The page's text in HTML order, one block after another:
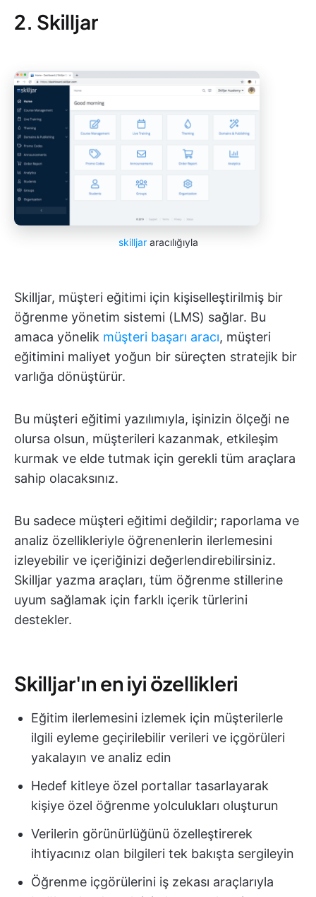
2. Skilljar
skilljararacılığıyla
Skilljar, müşteri eğitimi için kişiselleştirilmiş bir
öğrenme yönetim sistemi (LMS) sağlar. Bu
amaca yönelik müşteri başarı aracı, müşteri
eğitimini maliyet yoğun bir süreçten stratejik bir
varlığa dönüştürür.
Bu müşteri eğitimi yazılımıyla, işinizin ölçeği ne
olursa olsun, müşterileri kazanmak, etkileşim
kurmak ve elde tutmak için gerekli tüm araçlara
sahip olacaksınız.
Bu sadece müşteri eğitimi değildir; raporlama ve
analiz özellikleriyle öğrenenlerin ilerlemesini
izleyebilir ve içeriğinizi değerlendirebilirsiniz.
Skilljar yazma araçları, tüm öğrenme stillerine
uyum sağlamak için farklı içerik türlerini
destekler.
Skilljar'ın en iyi özellikleri
Eğitim ilerlemesini izlemek için müşterilerle
ilgili eyleme geçirilebilir verileri ve içgörüleri
yakalayın ve analiz edin
Hedef kitleye özel portallar tasarlayarak
kişiye özel öğrenme yolculukları oluşturun
Verilerin görünürlüğünü özelleştirerek
ihtiyacınız olan bilgileri tek bakışta sergileyin
Öğrenme içgörülerini iş zekası araçlarıyla